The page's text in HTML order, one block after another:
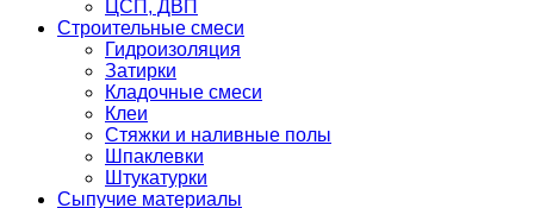
ЦСП, ДВП
Строительные смеси
Гидроизоляция
Затирки
Кладочные смеси
Клеи
Стяжки и наливные полы
Шпаклевки
Штукатурки
Сыпучие материалы